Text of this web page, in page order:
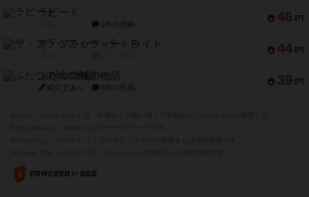
46 PT
ラピード
1件の投稿
44 PT
ザ・フラッフィー・ライト
39 PT
ふたつの城の物語
紹介文あり 6件の投稿